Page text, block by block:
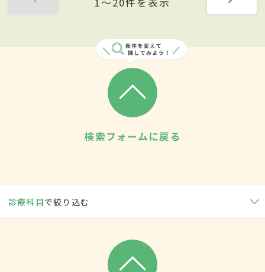
検索フォームに戻る
診療科目で絞り込む